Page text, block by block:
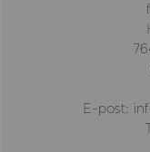
E-post: